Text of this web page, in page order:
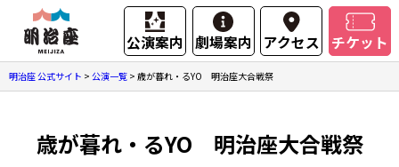
公演案内 劇場案内 アクセス チケット
明治座 公式サイト > 公演一覧 > 歳が暮れ・るYO 明治座大合戦祭
歳が暮れ・るYO 明治座大合戦祭